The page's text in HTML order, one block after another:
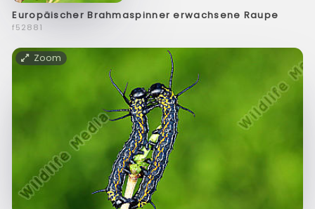
Europäischer Brahmaspinner erwachsene Raupe
f52881
Zoom